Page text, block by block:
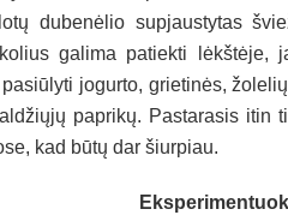
dubenėlio supjaustytas
galima patiekti lėkštėje,
jogurto, grietinės,
paprikų. Pastarasis itin
kad būtų dar šiurpiau.